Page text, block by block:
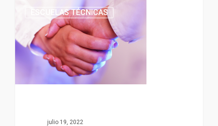
ESCUELAS TÉCNICAS
julio 19, 2022